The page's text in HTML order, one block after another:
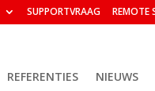
SUPPORTVRAAG REMOTE
REFERENTIES NIEUWS